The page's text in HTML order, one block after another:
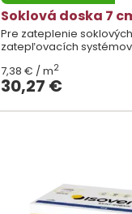
Soklová doska 7
Pre zateplenie
zatepľovacích
30,27 €
7,38 € / m2